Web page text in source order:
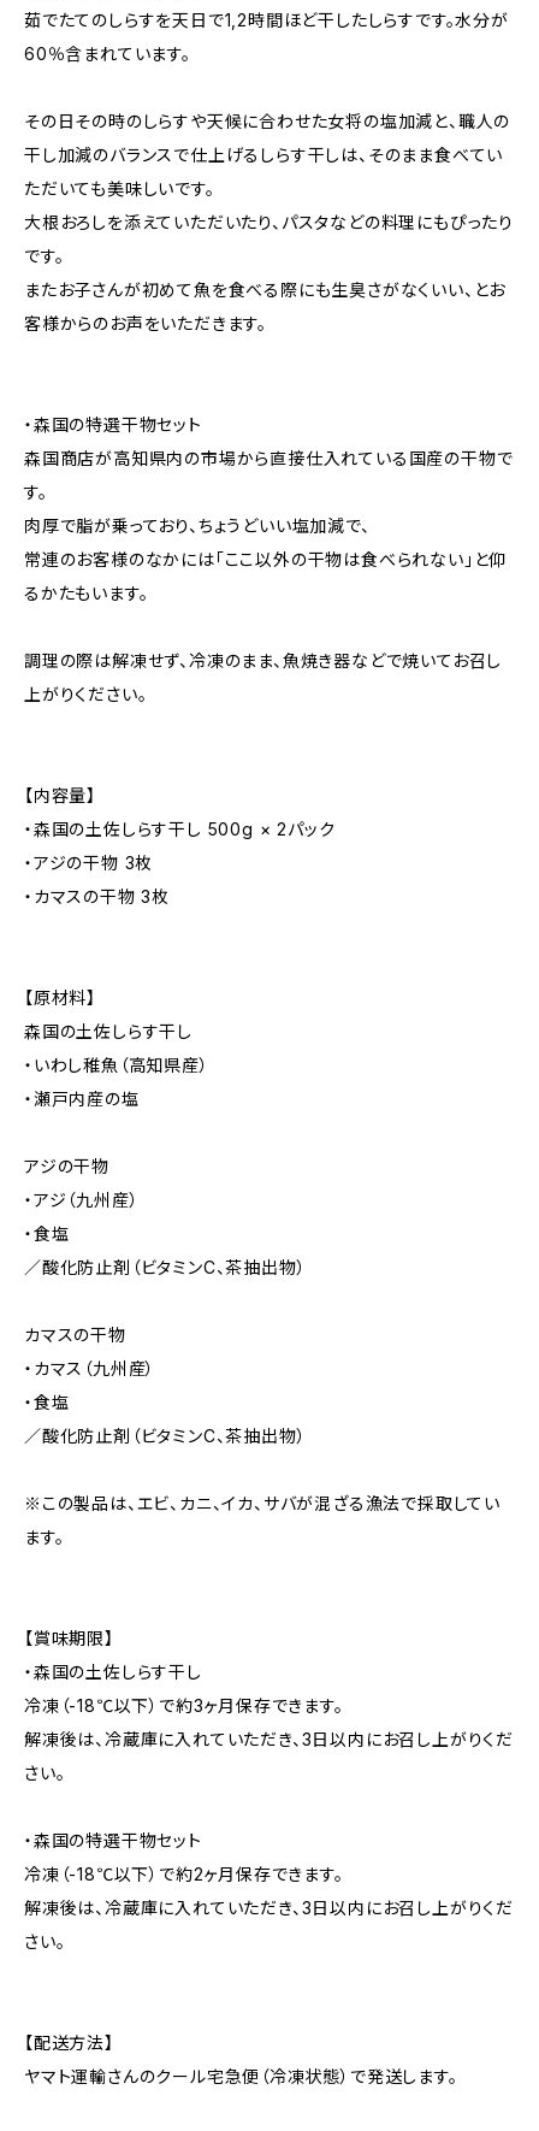
茹でたてのしらすを天日で1,2時間ほど干したしらすです。水分が
60％含まれています。
その日その時のしらすや天候に合わせた女将の塩加減と、職人の
干し加減のバランスで仕上げるしらす干しは、そのまま食べてい
ただいても美味しいです。
大根おろしを添えていただいたり、パスタなどの料理にもぴったり
です。
またお子さんが初めて魚を食べる際にも生臭さがなくいい、とお
客様からのお声をいただきます。
・森国の特選干物セット
森国商店が高知県内の市場から直接仕入れている国産の干物で
す。
肉厚で脂が乗っており、ちょうどいい塩加減で、
常連のお客様のなかには「ここ以外の干物は食べられない」と仰
るかたもいます。
調理の際は解凍せず、冷凍のまま、魚焼き器などで焼いてお召し
上がりください。
【内容量】
・森国の土佐しらす干し 500g × 2パック
・アジの干物 3枚
・カマスの干物 3枚
【原材料】
森国の土佐しらす干し
・いわし稚魚（高知県産）
・瀬戸内産の塩
アジの干物
・アジ（九州産）
・食塩
／酸化防止剤（ビタミンC、茶抽出物）
カマスの干物
・カマス（九州産）
・食塩
／酸化防止剤（ビタミンC、茶抽出物）
※この製品は、エビ、カニ、イカ、サバが混ざる漁法で採取してい
ます。
【賞味期限】
・森国の土佐しらす干し
冷凍（-18℃以下）で約3ヶ月保存できます。
解凍後は、冷蔵庫に入れていただき、3日以内にお召し上がりくだ
さい。
・森国の特選干物セット
冷凍（-18℃以下）で約2ヶ月保存できます。
解凍後は、冷蔵庫に入れていただき、3日以内にお召し上がりくだ
さい。
【配送方法】
ヤマト運輸さんのクール宅急便（冷凍状態）で発送します。